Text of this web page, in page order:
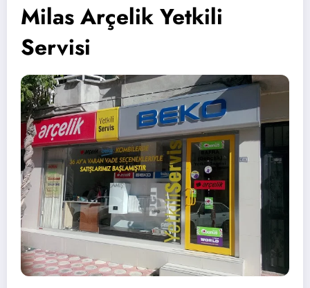
Milas Arçelik Yetkili
Servisi